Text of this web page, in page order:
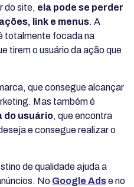
do site, ela pode se perder
link e menus. A
totalmente focada na
tirem o usuário da ação que
que consegue alcançar
Mas também é
do usuário, que encontra
e consegue realizar o
de qualidade ajuda a
No Google Adse no